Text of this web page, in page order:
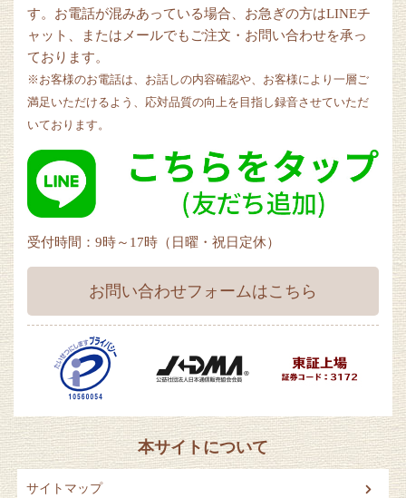
す。お電話が混みあっている場合、お急ぎの方はLINEチ
ャット、またはメールでもご注文・お問い合わせを承っ
ております。
※お客様のお電話は、お話しの内容確認や、お客様により一層ご
満足いただけるよう、応対品質の向上を目指し録音させていただ
いております。
受付時間：9時～17時（日曜・祝日定休）
お問い合わせフォームはこちら
本サイトについて
サイトマップ